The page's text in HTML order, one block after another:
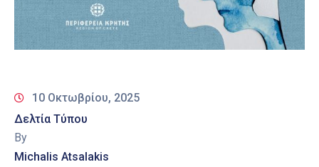
Επικοινωνία
10 Οκτωβρίου, 2025
Δελτία Τύπου
By
Michalis Atsalakis